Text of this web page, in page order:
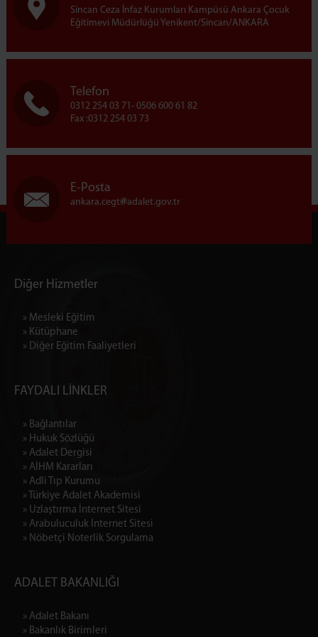
Genel Bütçe Birimi (Ambar)
Yardımcı Birimler
Sincan Ceza İnfaz Kurumları Kampüsü Ankara Çocuk
Eğitimevi Müdürlüğü Yenikent/Sincan/ANKARA
Telefon
0312 254 03 71- 0506 600 61 82
Fax :0312 254 03 73
E-Posta
ankara.cegt adalet.gov.tr
Diğer Hizmetler
» Mesleki Eğitim
» Kütüphane
» Diğer Eğitim Faaliyetleri
FAYDALI LİNKLER
» Bağlantılar
» Hukuk Sözlüğü
» Adalet Dergisi
» AİHM Kararları
» Adli Tıp Kurumu
» Türkiye Adalet Akademisi
» Uzlaştırma İnternet Sitesi
» Arabuluculuk İnternet Sitesi
» Nöbetçi Noterlik Sorgulama
ADALET BAKANLIĞI
» Adalet Bakanı
» Bakanlık Birimleri